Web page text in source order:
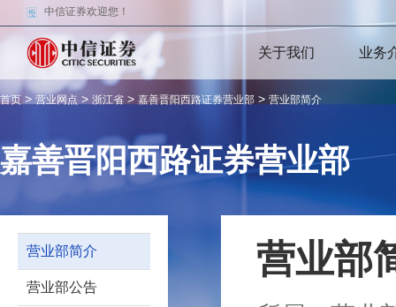
中信证券欢迎您！
关于我们 业务
首页> 营业网点 > 浙江省 > 嘉善晋阳西路证券营业部 > 营业部简介
嘉善晋阳西路证券营业部
营业部简介
营业部公告
营业部